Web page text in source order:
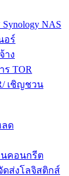
NAS
อร์
าง
TOR
เชิญชวน
ลด
นคอนกรีต
ดส่งโลจิสติกส์